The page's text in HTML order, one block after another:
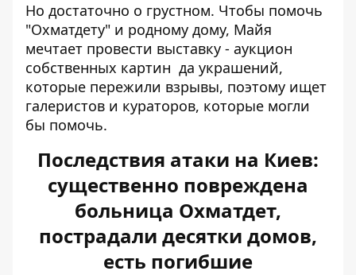
Но достаточно о грустном. Чтобы помочь
"Охматдету" и родному дому, Майя
мечтает провести выставку - аукцион
собственных картин да украшений,
которые пережили взрывы, поэтому ищет
галеристов и кураторов, которые могли
бы помочь.
Последствия атаки на Киев:
существенно повреждена
больница Охматдет,
пострадали десятки домов,
есть погибшие